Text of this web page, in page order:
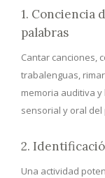
1. Conciencia
palabras
Cantar canciones,
trabalenguas,
memoria auditiva
sensorial y oral del
2.
Una actividad